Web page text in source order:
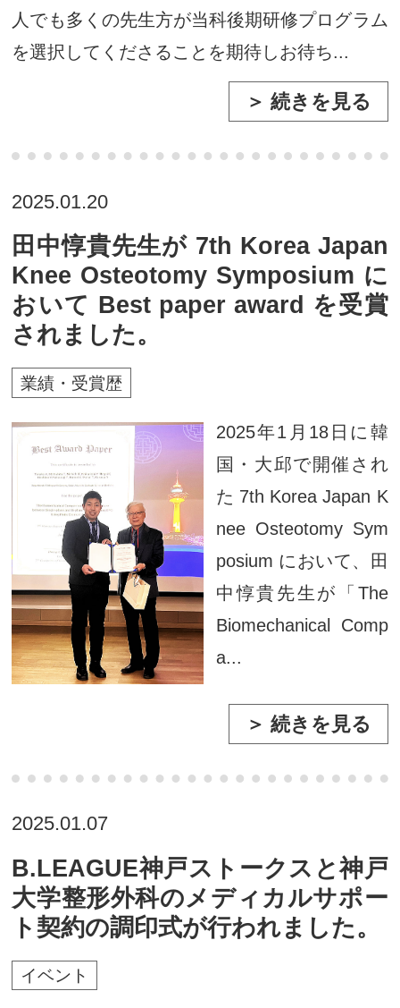
人でも多くの先生方が当科後期研修プログラム
を選択してくださることを期待しお待ち...
＞ 続きを見る
2025.01.20
田中惇貴先生が 7th Korea Japan
Knee Osteotomy Symposium に
おいて Best paper award を受賞
されました。
業績・受賞歴
2025年1月18日に韓
国・大邱で開催され
た 7th Korea Japan K
nee Osteotomy Sym
posium において、田
中惇貴先生が「The
Biomechanical Comp
a...
＞ 続きを見る
2025.01.07
B.LEAGUE神戸ストークスと神戸
大学整形外科のメディカルサポー
ト契約の調印式が行われました。
イベント